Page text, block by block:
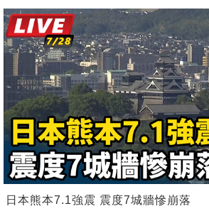
日本熊本7.1強震 震度7城牆慘崩落